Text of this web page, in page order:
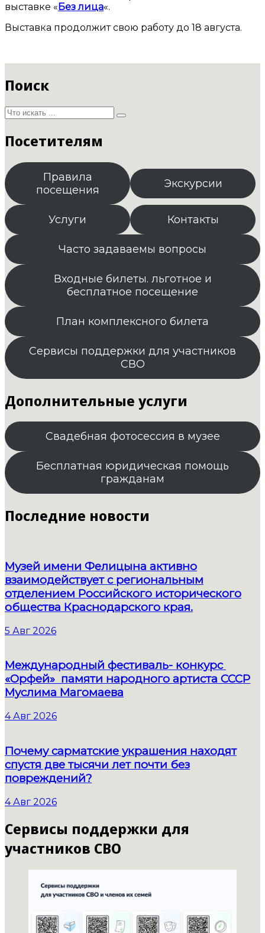
выставке «Без лица«.
Выставка продолжит свою работу до 18 августа.
Поиск
Посетителям
Правила
посещения
Экскурсии
Услуги Контакты
Часто задаваемы вопросы
Входные билеты. льготное и
бесплатное посещение
План комплексного билета
Сервисы поддержки для участников
СВО
Дополнительные услуги
Свадебная фотосессия в музее
Бесплатная юридическая помощь
гражданам
Последние новости
Музей имени Фелицына активно
взаимодействует с региональным
отделением Российского исторического
общества Краснодарского края.
5 Авг 2026
Международный фестиваль- конкурс
«Орфей» памяти народного артиста СССР
Муслима Магомаева
4 Авг 2026
Почему сарматские украшения находят
спустя две тысячи лет почти без
повреждений?
4 Авг 2026
Сервисы поддержки для
участников СВО